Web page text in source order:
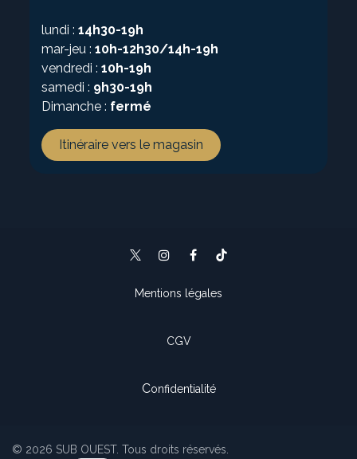
lundi :14h30-19h
mar-jeu :10h-12h30/14h-19h
vendredi :10h-19h
samedi : 9h30-19h
Dimanche : fermé
Itinéraire vers le magasin
Mentions légales
CGV
Confidentialité
© 2026 SUB OUEST. Tous droits réservés.